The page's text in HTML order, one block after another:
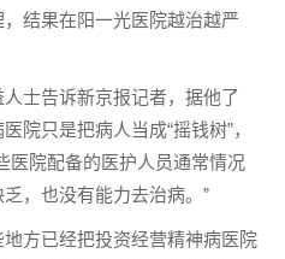
结果在阳一光医院越治越严
士告诉新京报记者，据他了
院只是把病人当成“摇钱树”，
医院配备的医护人员通常情况
，也没有能力去治病。”
方已经把投资经营精神病医院